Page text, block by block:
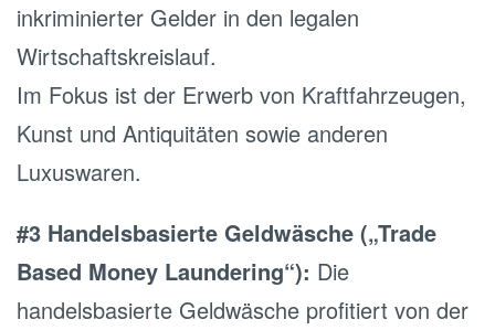
inkriminierter Gelder in den legalen
Wirtschaftskreislauf.
Im Fokus ist der Erwerb von Kraftfahrzeugen,
Kunst und Antiquitäten sowie anderen
Luxuswaren.
#3 Handelsbasierte Geldwäsche („Trade
Based Money Laundering“): Die
handelsbasierte Geldwäsche profitiert von der